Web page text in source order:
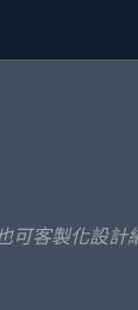
客製化設